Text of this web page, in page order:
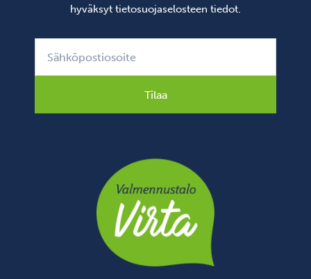
hyväksyt tietosuojaselosteen tiedot.
Tilaa